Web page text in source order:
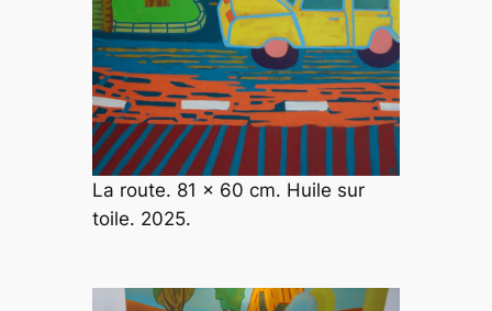
La route. 81 x 60 cm. Huile sur
toile. 2025.